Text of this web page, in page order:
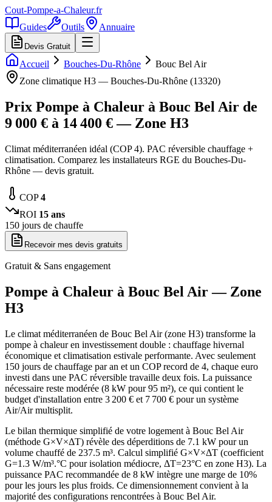
Cout-Pompe-a-Chaleur.fr
Guides
Outils Annuaire
Devis Gratuit
Accueil Bouches-Du-Rhône
Bouc Bel Air
Zone climatique H3 — Bouches-Du-Rhône (13320)
Prix Pompe à Chaleur à Bouc Bel Air de
9 000 € à 14 400 € — Zone H3
Climat méditerranéen idéal (COP 4). PAC réversible chauffage +
climatisation. Comparez les installateurs RGE du Bouches-Du-
Rhône — devis gratuit.
COP4
ROI 15 ans
150 jours de chauffe
Recevoir mes devis gratuits
Gratuit & Sans engagement
Pompe à Chaleur à Bouc Bel Air— Zone
H3
Le climat méditerranéen de Bouc Bel Air (zone H3) transforme la
pompe à chaleur en investissement double : chauffage hivernal
économique et climatisation estivale performante. Avec seulement
150 jours de chauffage par an et un COP record de 4, chaque euro
investi dans une PAC réversible travaille deux fois. La puissance
nécessaire reste modérée (8 kW pour 95 m²), ce qui contient le
budget d'installation entre 3 200 € et 7 700 € pour un système
Air/Air multisplit.
Le bilan thermique simplifié de votre logement à Bouc Bel Air
(méthode G×V×ΔT) révèle des déperditions de 7.1 kW pour un
volume chauffé de 237.5 m³. Calcul simplifié G×V×ΔT (coefficient
G=1.3 W/m³.°C pour isolation médiocre, ΔT=23°C en zone H3). La
puissance PAC recommandée de 8 kW intègre une marge de 10%
pour les jours les plus froids. Ce dimensionnement convient à la
majorité des configurations rencontrées à Bouc Bel Air.